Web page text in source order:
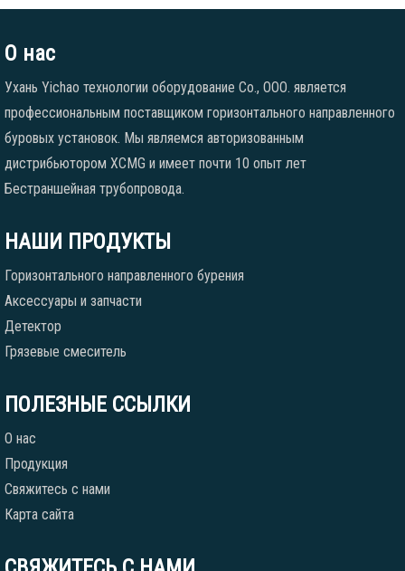
О нас
Ухань Yichao технологии оборудование Co., ООО. является
профессиональным поставщиком горизонтального направленного
буровых установок. Мы являемся авторизованным
дистрибьютором XCMG и имеет почти 10 опыт лет
Бестраншейная трубопровода.
НАШИ ПРОДУКТЫ
Горизонтального направленного бурения
Аксессуары и запчасти
Детектор
Грязевые смеситель
ПОЛЕЗНЫЕ ССЫЛКИ
О нас
Продукция
Свяжитесь с нами
Карта сайта